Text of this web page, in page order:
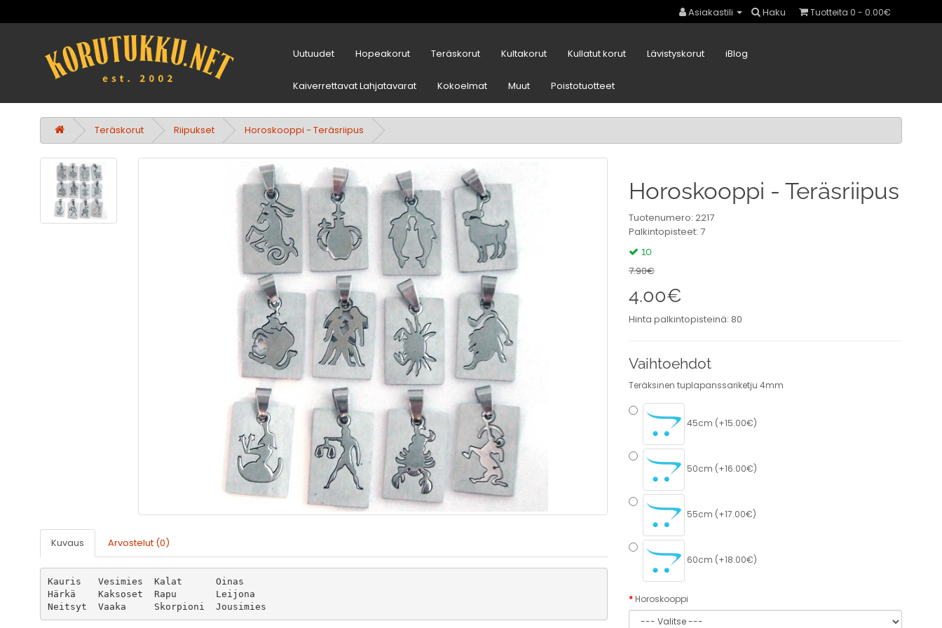
Asiakastili Haku Tuotteita 0 - 0.00€
Uutuudet Hopeakorut Teräskorut Kultakorut Kullatut korut Lävistyskorut iBlog
Kaiverrettavat Lahjatavarat Kokoelmat Muut Poistotuotteet
Teräskorut Riipukset Horoskooppi - Teräsriipus
Kuvaus Arvostelut (0)
Kauris	 Vesimies  Kalat      Oinas
Härkä	 Kaksoset  Rapu       Leijona
Horoskooppi - Teräsriipus
Tuotenumero: 2217
Palkintopisteet: 7
10
7.90€
4.00€
Hinta palkintopisteinä: 80
Vaihtoehdot
Teräksinen tuplapanssariketju 4mm
45cm (+15.00€)
50cm (+16.00€)
55cm (+17.00€)
60cm (+18.00€)
Horoskooppi